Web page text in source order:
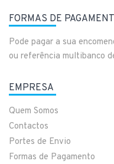
FORMAS DE
Pode pagar a sua
ou referência multibanco
EMPRESA
Quem Somos
Contactos
Portes de Envio
Formas de Pagamento